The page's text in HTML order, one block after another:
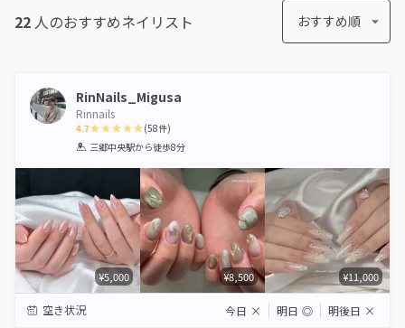
22 人のおすすめネイリスト おすすめ順
RinNails_Migusa
Rinnails
4.7
1 2 3 4 5
(58件)
三郷中央駅から徒歩8分
¥5,000 ¥8,500 ¥11,000
空き状況 今日 × 明日 ◎ 明後日 ×